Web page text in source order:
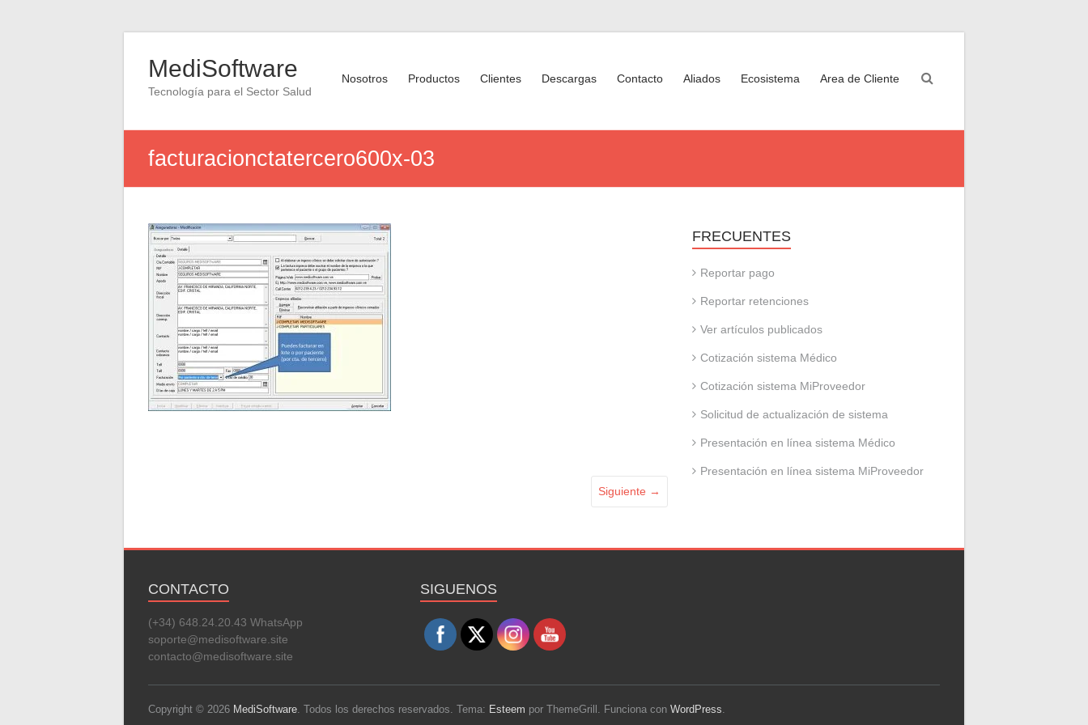
contenidoMediSoftware
Tecnología para el Sector Salud
Nosotros Productos Clientes Descargas Contacto Aliados Ecosistema Area de Cliente
facturacionctatercero600x-03
Siguiente →
FRECUENTES
Reportar pago
Reportar retenciones
Ver artículos publicados
Cotización sistema Médico
Cotización sistema MiProveedor
Solicitud de actualización de sistema
Presentación en línea sistema Médico
Presentación en línea sistema MiProveedor
CONTACTO
(+34) 648.24.20.43 WhatsApp
soporte@medisoftware.site
contacto@medisoftware.site
SIGUENOS
Copyright © 2026 MediSoftware. Todos los derechos reservados. Tema: Esteem por ThemeGrill. Funciona con WordPress.